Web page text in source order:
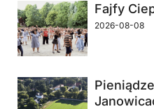
Fajfy
2026-08-08